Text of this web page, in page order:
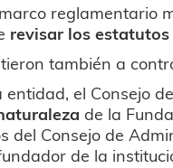
reglamentario
revisar los estatutos
también a
el Consejo
de la
del Consejo de
de la